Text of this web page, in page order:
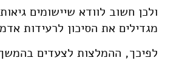
ולכן חשוב לוודא שיישומים
מגדילים את הסיכון לרעידות
לפיכך, ההמלצות לצעדים